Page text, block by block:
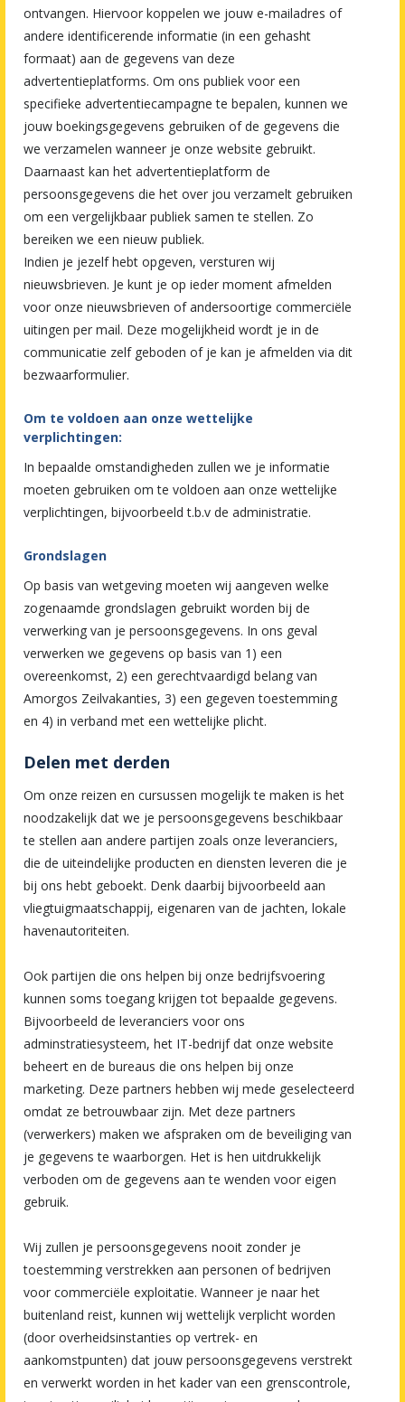
ontvangen. Hiervoor koppelen we jouw e-mailadres of
andere identificerende informatie (in een gehasht
formaat) aan de gegevens van deze
advertentieplatforms. Om ons publiek voor een
specifieke advertentiecampagne te bepalen, kunnen we
jouw boekingsgegevens gebruiken of de gegevens die
we verzamelen wanneer je onze website gebruikt.
Daarnaast kan het advertentieplatform de
persoonsgegevens die het over jou verzamelt gebruiken
om een vergelijkbaar publiek samen te stellen. Zo
bereiken we een nieuw publiek.
Indien je jezelf hebt opgeven, versturen wij
nieuwsbrieven. Je kunt je op ieder moment afmelden
voor onze nieuwsbrieven of andersoortige commerciële
uitingen per mail. Deze mogelijkheid wordt je in de
communicatie zelf geboden of je kan je afmelden via dit
bezwaarformulier.
Om te voldoen aan onze wettelijke
verplichtingen:
In bepaalde omstandigheden zullen we je informatie
moeten gebruiken om te voldoen aan onze wettelijke
verplichtingen, bijvoorbeeld t.b.v de administratie.
Grondslagen
Op basis van wetgeving moeten wij aangeven welke
zogenaamde grondslagen gebruikt worden bij de
verwerking van je persoonsgegevens. In ons geval
verwerken we gegevens op basis van 1) een
overeenkomst, 2) een gerechtvaardigd belang van
Amorgos Zeilvakanties, 3) een gegeven toestemming
en 4) in verband met een wettelijke plicht.
Delen met derden
Om onze reizen en cursussen mogelijk te maken is het
noodzakelijk dat we je persoonsgegevens beschikbaar
te stellen aan andere partijen zoals onze leveranciers,
die de uiteindelijke producten en diensten leveren die je
bij ons hebt geboekt. Denk daarbij bijvoorbeeld aan
vliegtuigmaatschappij, eigenaren van de jachten, lokale
havenautoriteiten.
Ook partijen die ons helpen bij onze bedrijfsvoering
kunnen soms toegang krijgen tot bepaalde gegevens.
Bijvoorbeeld de leveranciers voor ons
adminstratiesysteem, het IT-bedrijf dat onze website
beheert en de bureaus die ons helpen bij onze
marketing. Deze partners hebben wij mede geselecteerd
omdat ze betrouwbaar zijn. Met deze partners
(verwerkers) maken we afspraken om de beveiliging van
je gegevens te waarborgen. Het is hen uitdrukkelijk
verboden om de gegevens aan te wenden voor eigen
gebruik.
Wij zullen je persoonsgegevens nooit zonder je
toestemming verstrekken aan personen of bedrijven
voor commerciële exploitatie. Wanneer je naar het
buitenland reist, kunnen wij wettelijk verplicht worden
(door overheidsinstanties op vertrek- en
aankomstpunten) dat jouw persoonsgegevens verstrekt
en verwerkt worden in het kader van een grenscontrole,